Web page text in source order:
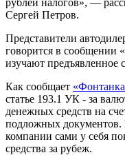
Сергей Петров.
Представители
говорится в сообщении
изучают предъявленное
Как сообщает
статье 193.1 УК - за
денежных средств на
подложных документов.
компании сами у себя
средства за рубеж.